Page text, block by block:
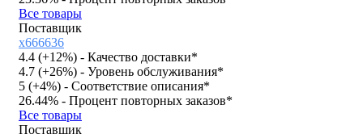
Все товары
Поставщик
x666636
4.4 (+12%) - Качество доставки*
4.7 (+26%) - Уровень обслуживания*
5 (+4%) - Соответствие описания*
26.44% - Процент повторных заказов*
Все товары
Поставщик